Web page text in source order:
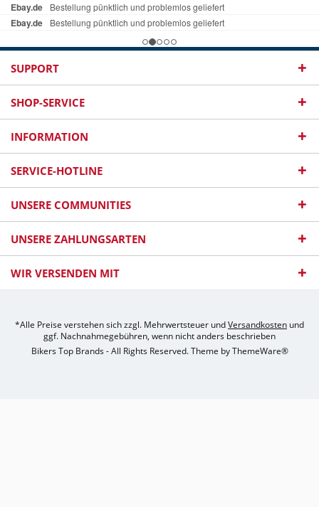
SUPPORT
SHOP-SERVICE
INFORMATION
SERVICE-HOTLINE
UNSERE COMMUNITIES
UNSERE ZAHLUNGSARTEN
WIR VERSENDEN MIT
*Alle Preise verstehen sich zzgl. Mehrwertsteuer undVersandkosten und
ggf. Nachnahmegebühren, wenn nicht anders beschrieben
Bikers Top Brands - All Rights Reserved. Theme byThemeWare®